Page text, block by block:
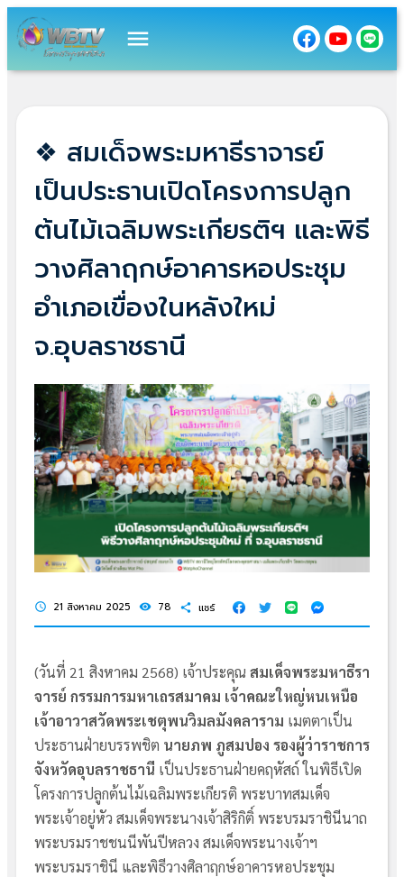
menu
❖ สมเด็จพระมหาธีราจารย์
เป็นประธานเปิดโครงการปลูก
ต้นไม้เฉลิมพระเกียรติฯ และพิธี
วางศิลาฤกษ์อาคารหอประชุม
อำเภอเขื่องในหลังใหม่
จ.อุบลราชธานี
schedule 21 สิงหาคม 2025 visibility 78 share แชร์
(วันที่ 21 สิงหาคม 2568) เจ้าประคุณ สมเด็จพระมหาธีรา
จารย์ กรรมการมหาเถรสมาคม เจ้าคณะใหญ่หนเหนือ
เจ้าอาวาสวัดพระเชตุพนวิมลมังคลาราม เมตตาเป็น
ประธานฝ่ายบรรพชิต นายภพ ภูสมปอง รองผู้ว่าราชการ
จังหวัดอุบลราชธานี เป็นประธานฝ่ายคฤหัสถ์ ในพิธีเปิด
โครงการปลูกต้นไม้เฉลิมพระเกียรติ พระบาทสมเด็จ
พระเจ้าอยู่หัว สมเด็จพระนางเจ้าสิริกิติ์ พระบรมราชินีนาถ
พระบรมราชชนนีพันปีหลวง สมเด็จพระนางเจ้าฯ
พระบรมราชินี และพิธีวางศิลาฤกษ์อาคารหอประชุม